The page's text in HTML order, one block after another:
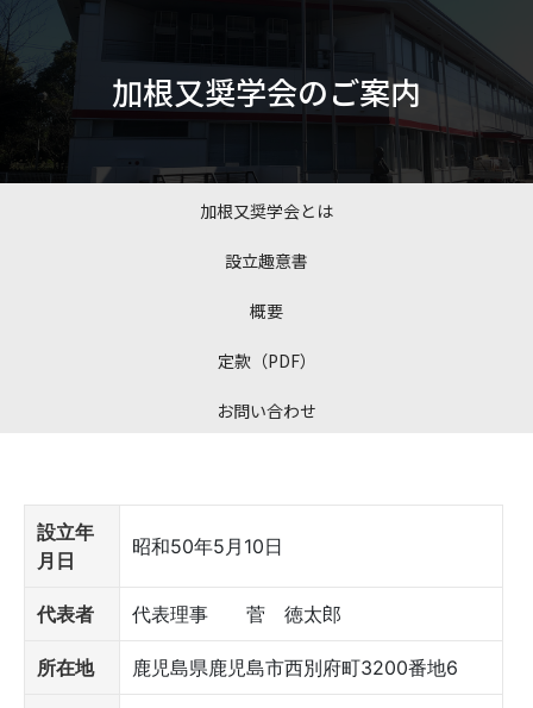
加根又奨学会のご案内
加根又奨学会とは
設立趣意書
概要
定款（PDF）
お問い合わせ
設立年
月日
昭和50年5月10日
代表者 代表理事 菅 徳太郎
所在地 鹿児島県鹿児島市西別府町3200番地6